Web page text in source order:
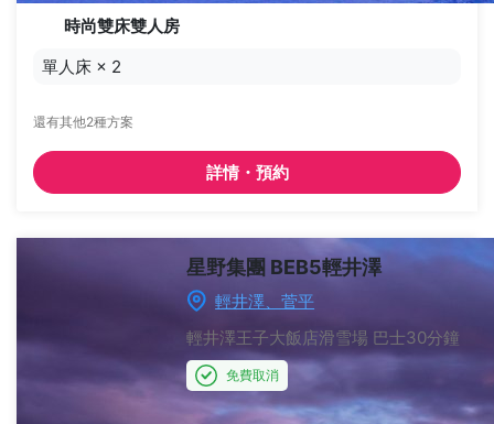
時尚雙床雙人房
單人床 × 2
還有其他2種方案
詳情・預約
星野集團 BEB5輕井澤
輕井澤、菅平
輕井澤王子大飯店滑雪場 巴士30分鐘
免費取消